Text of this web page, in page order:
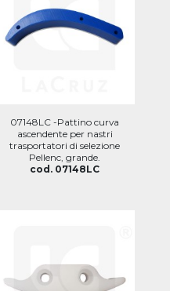
07148LC -Pattino curva
ascendente per nastri
trasportatori di selezione
Pellenc, grande.
cod. 07148LC